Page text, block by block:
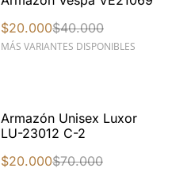
$20.000$40.000
MÁS VARIANTES DISPONIBLES
%
Armazón Unisex Luxor
LU-23012 C-2
$20.000$70.000